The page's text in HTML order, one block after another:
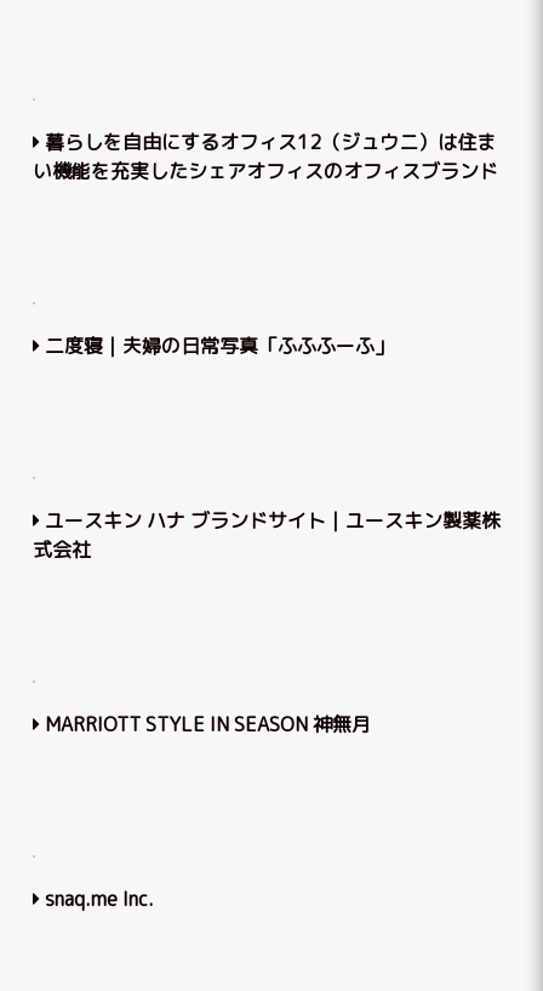
暮らしを自由にするオフィス12（ジュウニ）は住ま
い機能を充実したシェアオフィスのオフィスブランド
二度寝｜夫婦の日常写真「ふふふーふ」
ユースキン ハナ ブランドサイト｜ユースキン製薬株
式会社
MARRIOTT STYLE IN SEASON 神無月
snaq.me Inc.